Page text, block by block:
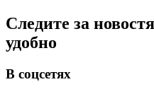
Следите за
удобно
В соцсетях